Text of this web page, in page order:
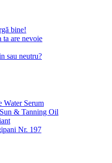
bine!
ta are nevoie
sau neutru?
Water Serum
& Tanning Oil
Nr. 197